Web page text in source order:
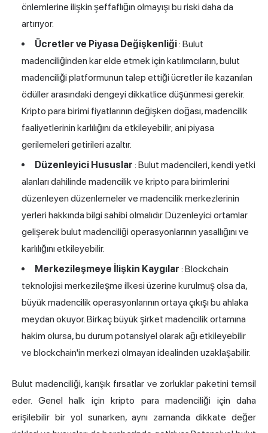
önlemlerine ilişkin şeffaflığın olmayışı bu riski daha da
artırıyor.
Ücretler ve Piyasa Değişkenliği: Bulut
madenciliğinden kar elde etmek için katılımcıların, bulut
madenciliği platformunun talep ettiği ücretler ile kazanılan
ödüller arasındaki dengeyi dikkatlice düşünmesi gerekir.
Kripto para birimi fiyatlarının değişken doğası, madencilik
faaliyetlerinin karlılığını da etkileyebilir; ani piyasa
gerilemeleri getirileri azaltır.
Düzenleyici Hususlar : Bulut madencileri, kendi yetki
alanları dahilinde madencilik ve kripto para birimlerini
düzenleyen düzenlemeler ve madencilik merkezlerinin
yerleri hakkında bilgi sahibi olmalıdır. Düzenleyici ortamlar
gelişerek bulut madenciliği operasyonlarının yasallığını ve
karlılığını etkileyebilir.
Merkezileşmeye İlişkin Kaygılar : Blockchain
teknolojisi merkezileşme ilkesi üzerine kurulmuş olsa da,
büyük madencilik operasyonlarının ortaya çıkışı bu ahlaka
meydan okuyor. Birkaç büyük şirket madencilik ortamına
hakim olursa, bu durum potansiyel olarak ağı etkileyebilir
ve blockchain'in merkezi olmayan idealinden uzaklaşabilir.
Bulut madenciliği, karışık fırsatlar ve zorluklar paketini temsil
eder. Genel halk için kripto para madenciliği için daha
erişilebilir bir yol sunarken, aynı zamanda dikkate değer